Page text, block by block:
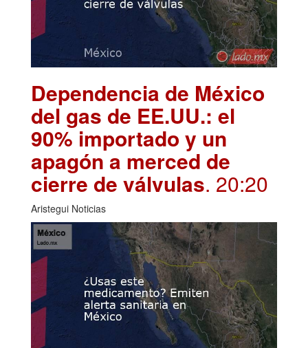
Dependencia de México
del gas de EE.UU.: el
90% importado y un
apagón a merced de
cierre de válvulas. 20:20
Aristegui Noticias